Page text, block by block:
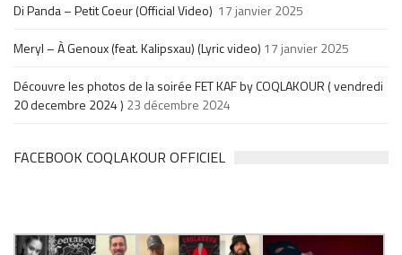
Di Panda – Petit Coeur (Official Video) 17 janvier 2025
Meryl – À Genoux (feat. Kalipsxau) (Lyric video) 17 janvier 2025
Découvre les photos de la soirée FET KAF by COQLAKOUR ( vendredi
20 decembre 2024 ) 23 décembre 2024
FACEBOOK COQLAKOUR OFFICIEL